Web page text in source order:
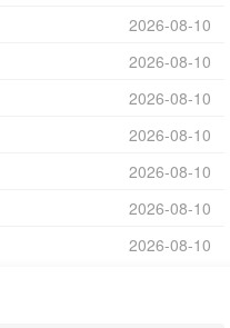
2026-08-10
2026-08-10
2026-08-10
2026-08-10
2026-08-10
2026-08-10
2026-08-10